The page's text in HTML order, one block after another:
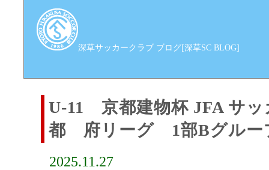
深草サッカークラブ ブログ[深草SC BLOG]
U-11 京都建物杯 JFA サッ
都 府リーグ 1部Bグル
2025.11.27